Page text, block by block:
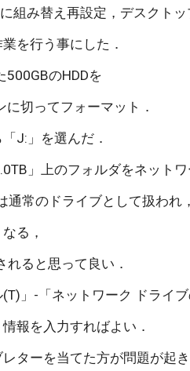
組み替え再設定，デスクトッ
を行う事にした．
500GBのHDDを
切ってフォーマット．
J:」を選んだ．
」上のフォルダをネット
常のドライブとして扱われ，
る，
ると思って良い．
」-「ネットワーク ドライブ
報を入力すればよい．
ターを当てた方が問題が起き